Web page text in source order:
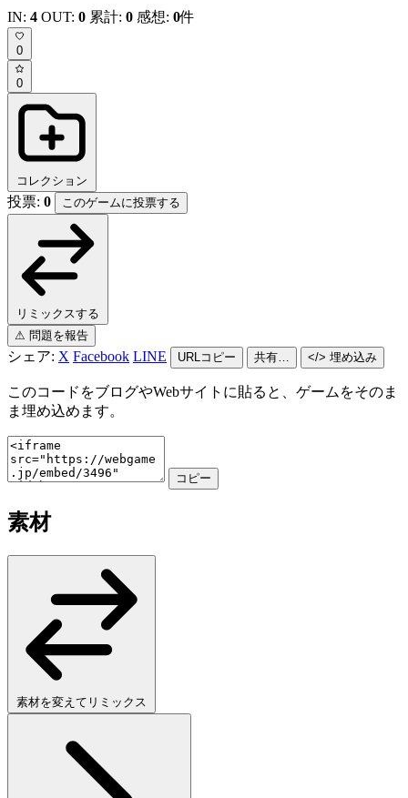
IN: 4 OUT: 0 累計: 0 感想: 0件
0
0
コレクション
投票: 0 このゲームに投票する
リミックスする
⚠ 問題を報告
シェア: X Facebook LINE URLコピー 共有… </> 埋め込み
このコードをブログやWebサイトに貼ると、ゲームをそのま
ま埋め込めます。
コピー
素材
素材を変えてリミックス